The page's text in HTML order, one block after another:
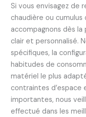
Si vous envisagez de
chaudière ou cumulus
accompagnons dès
clair et personnalisé.
spécifiques, la
habitudes de
matériel le plus
contraintes
importantes, nous
effectué dans les